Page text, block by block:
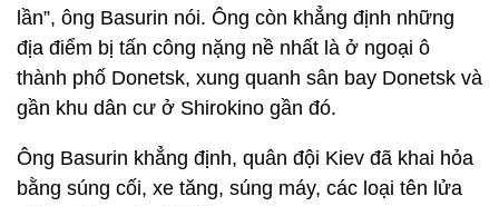
lần”, ông Basurin nói. Ông còn khẳng định những
địa điểm bị tấn công nặng nề nhất là ở ngoại ô
thành phố Donetsk, xung quanh sân bay Donetsk và
gần khu dân cư ở Shirokino gần đó.
Ông Basurin khẳng định, quân đội Kiev đã khai hỏa
bằng súng cối, xe tăng, súng máy, các loại tên lửa